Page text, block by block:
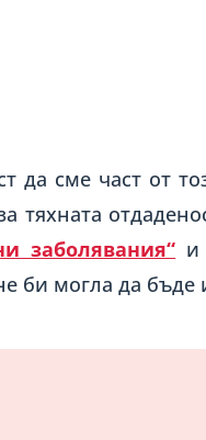
да сме част от
тяхната
заболявания“
би могла да